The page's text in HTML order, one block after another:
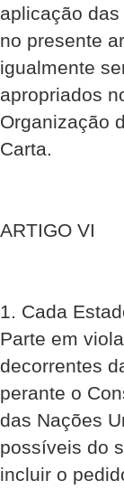
aplicação
no presente
igualmente
apropriados
Organização
Carta.
ARTIGO VI
1. Cada
Parte em
decorrentes
perante o
das Nações
possíveis do
incluir o